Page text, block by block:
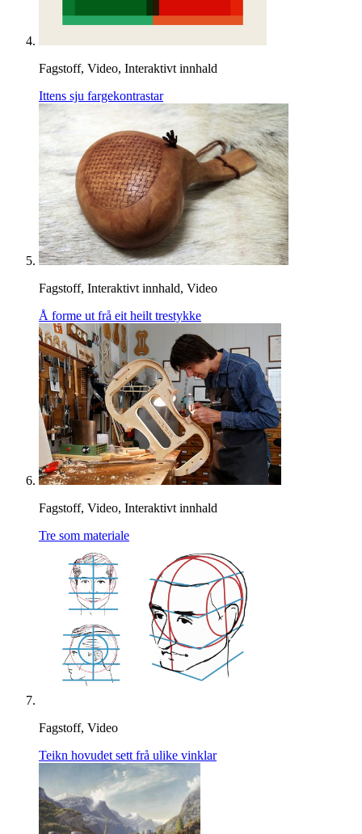
Fagstoff, Video, Interaktivt innhald
Ittens sju fargekontrastar
Fagstoff, Interaktivt innhald, Video
Å forme ut frå eit heilt trestykke
Fagstoff, Video, Interaktivt innhald
Tre som materiale
Fagstoff, Video
Teikn hovudet sett frå ulike vinklar